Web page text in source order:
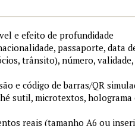
e efeito de profundidade
passaporte, data
trânsito), número,
e código de barras/QR
sutil, microtextos,
reais (tamanho A6 ou